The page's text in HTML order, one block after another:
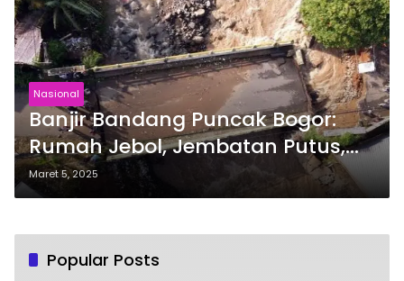
Nasional
Banjir Bandang Puncak Bogor:
Rumah Jebol, Jembatan Putus,
Warga Mengungsi
Maret 5, 2025
Popular Posts